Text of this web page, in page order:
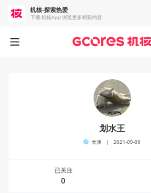
划水王
天津 | 2021-09-09
已关注
0
机核-探索热爱
下载 机核App 浏览更多精彩内容